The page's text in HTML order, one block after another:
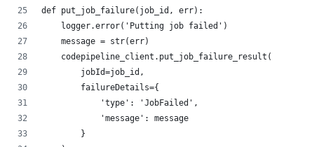
def put_job_failure(job_id, err):
    logger.error('Putting job failed')
    message = str(err)
    codepipeline_client.put_job_failure_result(
        jobId=job_id,
        failureDetails={
            'type': 'JobFailed',
            'message': message
        }